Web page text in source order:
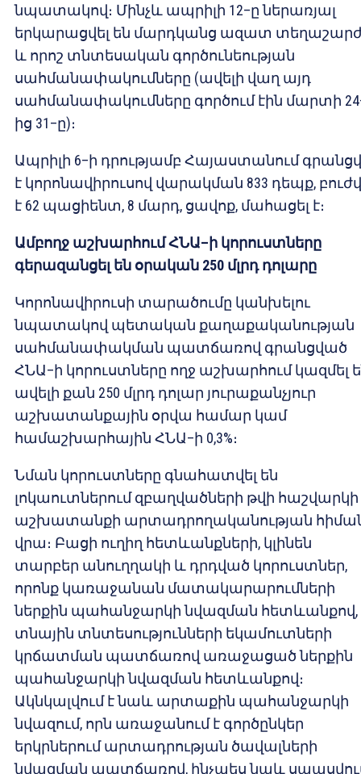
նպատակով։ Մինչև ապրիլի 12–ը ներառյալ
երկարացվել են մարդկանց ազատ
և որոշ տնտեսական գործունեության
սահմանափակումները (ավելի վաղ այդ
սահմանափակումները գործում էին մարտի
ից 31–ը)։
Ապրիլի 6–ի դրությամբ Հայաստանում
է կորոնավիրուսով վարակման 833 դեպք,
է 62 պացիենտ, 8 մարդ, ցավոք, մահացել է։
Ամբողջ աշխարհում ՀՆԱ–ի կորուստները
գերազանցել են օրական 250 մլրդ դոլարը
Կորոնավիրուսի տարածումը կանխելու
նպատակով պետական քաղաքականության
սահմանափակման պատճառով գրանցված
ՀՆԱ–ի կորուստները ողջ աշխարհում կազմել
ավելի քան 250 մլրդ դոլար յուրաքանչյուր
աշխատանքային օրվա համար կամ
համաշխարհային ՀՆԱ–ի 0,3%։
Նման կորուստները գնահատվել են
լոկաուտներում զբաղվածների թվի
աշխատանքի արտադրողականության
վրա։ Բացի ուղիղ հետևանքների, կլինեն
տարբեր անուղղակի և դրդված կորուստներ,
որոնք կառաջանան մատակարարումների
ներքին պահանջարկի նվազման հետևանքով,
տնային տնտեսությունների եկամուտների
կրճատման պատճառով առաջացած ներքին
պահանջարկի նվազման հետևանքով։
Ակնկալվում է նաև արտաքին պահանջարկի
նվազում, որն առաջանում է գործընկեր
երկրներում արտադրության ծավալների
նվազման պատճառով, ինչպես նաև